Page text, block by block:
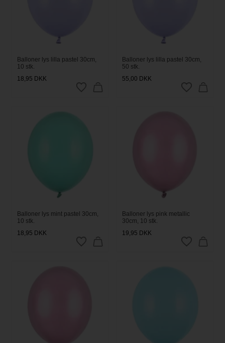
Balloner lys lilla pastel 30cm,
10 stk.
18,95 DKK
Balloner lys lilla pastel 30cm,
50 stk.
55,00 DKK
Balloner lys mint pastel 30cm,
10 stk.
18,95 DKK
Balloner lys pink metallic
30cm, 10 stk.
19,95 DKK